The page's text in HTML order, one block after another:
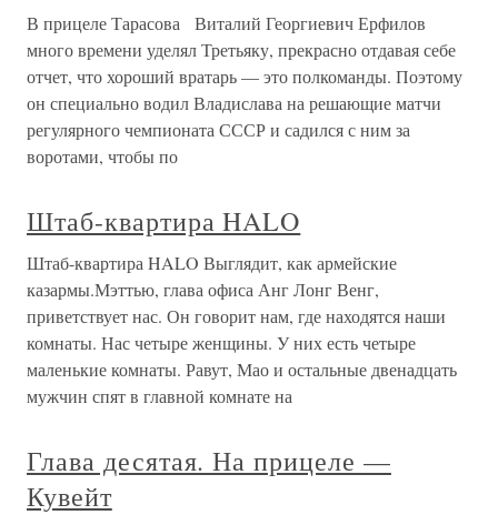
В прицеле Тарасова Виталий Георгиевич Ерфилов
много времени уделял Третьяку, прекрасно отдавая себе
отчет, что хороший вратарь — это полкоманды. Поэтому
он специально водил Владислава на решающие матчи
регулярного чемпионата СССР и садился с ним за
воротами, чтобы по
Штаб-квартира HALO
Штаб-квартира HALO Выглядит, как армейские
казармы.Мэттью, глава офиса Анг Лонг Венг,
приветствует нас. Он говорит нам, где находятся наши
комнаты. Нас четыре женщины. У них есть четыре
маленькие комнаты. Равут, Мао и остальные двенадцать
мужчин спят в главной комнате на
Глава десятая. На прицеле —
Кувейт